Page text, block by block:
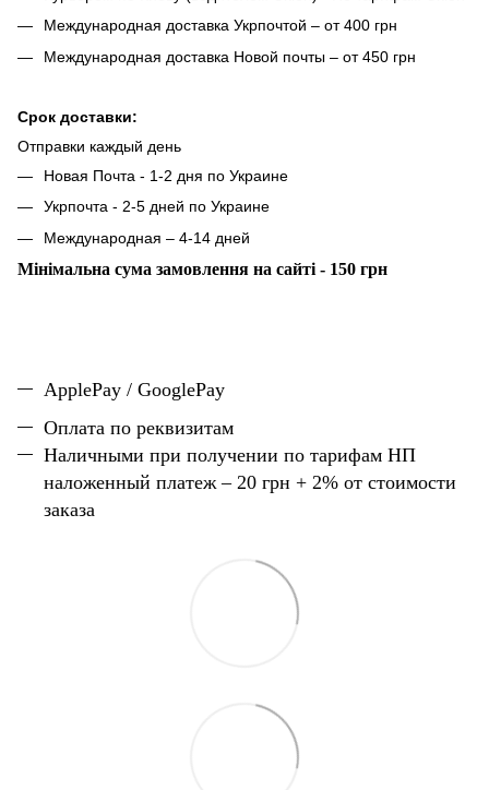
Международная доставка Укрпочтой – от 400 грн
Международная доставка Новой почты – от 450 грн
Срок доставки:
Отправки каждый день
Новая Почта - 1-2 дня по Украине
Укрпочта - 2-5 дней по Украине
Международная – 4-14 дней
Мінімальна сума замовлення на сайті - 150 грн
ApplePay / GooglePay
Оплата по реквизитам
Наличными при получении по тарифам НП
наложенный платеж – 20 грн + 2% от стоимости
заказа